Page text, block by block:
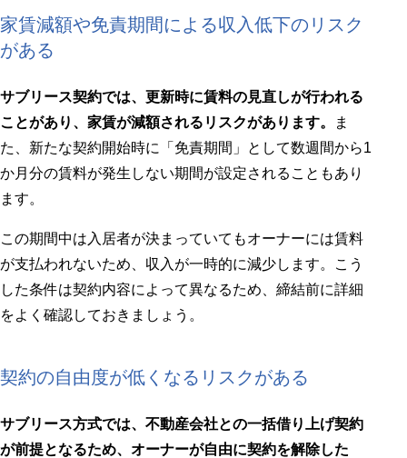
家賃減額や免責期間による収入低下のリスク
がある
サブリース契約では、更新時に賃料の見直しが行われる
ことがあり、家賃が減額されるリスクがあります。
ま
た、新たな契約開始時に「免責期間」として数週間から1
か月分の賃料が発生しない期間が設定されることもあり
ます。
この期間中は入居者が決まっていてもオーナーには賃料
が支払われないため、収入が一時的に減少します。こう
した条件は契約内容によって異なるため、締結前に詳細
をよく確認しておきましょう。
契約の自由度が低くなるリスクがある
サブリース方式では、不動産会社との一括借り上げ契約
が前提となるため、オーナーが自由に契約を解除した